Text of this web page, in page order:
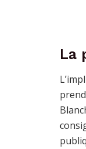
La